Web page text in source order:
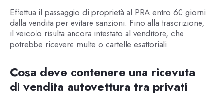
Effettua il passaggio di proprietà al PRA entro 60 giorni
dalla vendita per evitare sanzioni. Fino alla trascrizione,
il veicolo risulta ancora intestato al venditore, che
potrebbe ricevere multe o cartelle esattoriali.
Cosa deve contenere una ricevuta
di vendita autovettura tra privati